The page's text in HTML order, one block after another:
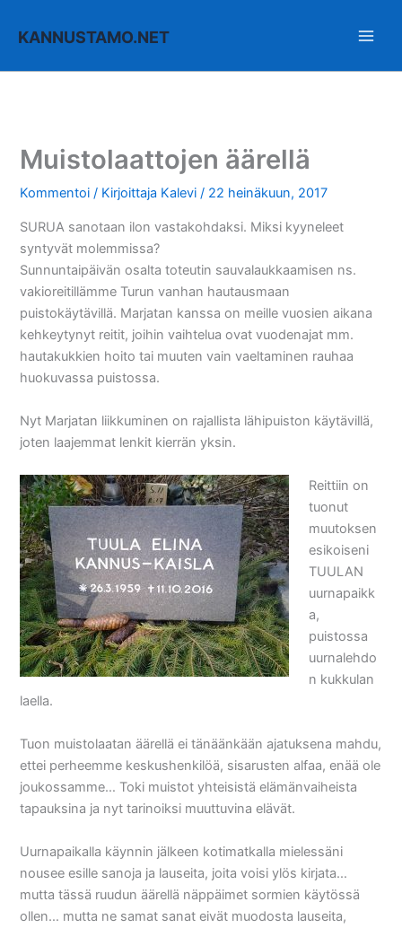
sisältöön
KANNUSTAMO.NET
Muistolaattojen äärellä
Kommentoi / Kirjoittaja Kalevi/ 22 heinäkuun, 2017
SURUA sanotaan ilon vastakohdaksi. Miksi kyyneleet
syntyvät molemmissa?
Sunnuntaipäivän osalta toteutin sauvalaukkaamisen ns.
vakioreitillämme Turun vanhan hautausmaan
puistokäytävillä. Marjatan kanssa on meille vuosien aikana
kehkeytynyt reitit, joihin vaihtelua ovat vuodenajat mm.
hautakukkien hoito tai muuten vain vaeltaminen rauhaa
huokuvassa puistossa.
Nyt Marjatan liikkuminen on rajallista lähipuiston käytävillä,
joten laajemmat lenkit kierrän yksin.
Reittiin on
tuonut
muutoksen
esikoiseni
TUULAN
uurnapaikk
a,
puistossa
uurnalehdo
n kukkulan
laella.
Tuon muistolaatan äärellä ei tänäänkään ajatuksena mahdu,
ettei perheemme keskushenkilöä, sisarusten alfaa, enää ole
joukossamme… Toki muistot yhteisistä elämänvaiheista
tapauksina ja nyt tarinoiksi muuttuvina elävät.
Uurnapaikalla käynnin jälkeen kotimatkalla mielessäni
nousee esille sanoja ja lauseita, joita voisi ylös kirjata…
mutta tässä ruudun äärellä näppäimet sormien käytössä
ollen… mutta ne samat sanat eivät muodosta lauseita,